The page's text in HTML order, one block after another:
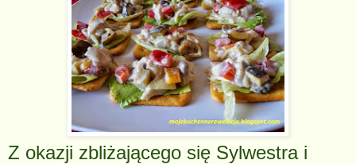
Z okazji zbliżającego się Sylwestra i